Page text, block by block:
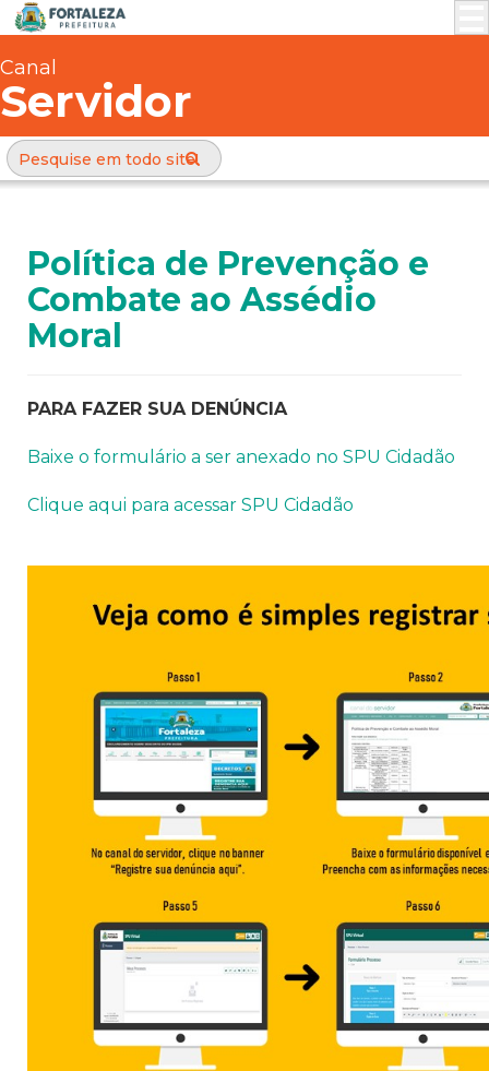
Canal
Servidor
Política de Prevenção e
Combate ao Assédio
Moral
PARA FAZER SUA DENÚNCIA
Baixe o formulário a ser anexado no SPU Cidadão
Clique aqui para acessar SPU Cidadão